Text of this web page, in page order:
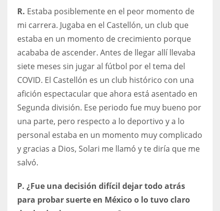
R. Estaba posiblemente en el peor momento de
mi carrera. Jugaba en el Castellón, un club que
estaba en un momento de crecimiento porque
acababa de ascender. Antes de llegar allí llevaba
siete meses sin jugar al fútbol por el tema del
COVID. El Castellón es un club histórico con una
afición espectacular que ahora está asentado en
Segunda división. Ese periodo fue muy bueno por
una parte, pero respecto a lo deportivo y a lo
personal estaba en un momento muy complicado
y gracias a Dios, Solari me llamó y te diría que me
salvó.
P. ¿Fue una decisión difícil dejar todo atrás
para probar suerte en México o lo tuvo claro